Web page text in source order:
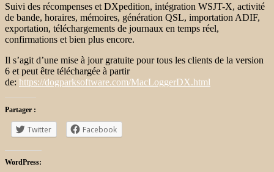
Suivi des récompenses et DXpedition, intégration WSJT-X, activité
de bande, horaires, mémoires, génération QSL, importation ADIF,
exportation, téléchargements de journaux en temps réel,
confirmations et bien plus encore.
Il s’agit d’une mise à jour gratuite pour tous les clients de la version
6 et peut être téléchargée à partir
de: https://dogparksoftware.com/MacLoggerDX.html
Partager :
Twitter Facebook
WordPress: